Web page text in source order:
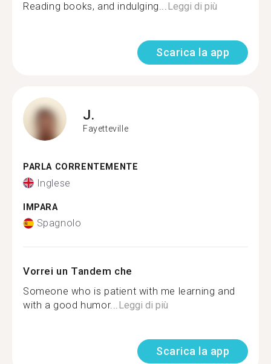
Reading books, and indulging...Leggi di più
Scarica la app
J.
Fayetteville
PARLA CORRENTEMENTE
Inglese
IMPARA
Spagnolo
Vorrei un Tandem che
Someone who is patient with me learning and
with a good humor...Leggi di più
Scarica la app